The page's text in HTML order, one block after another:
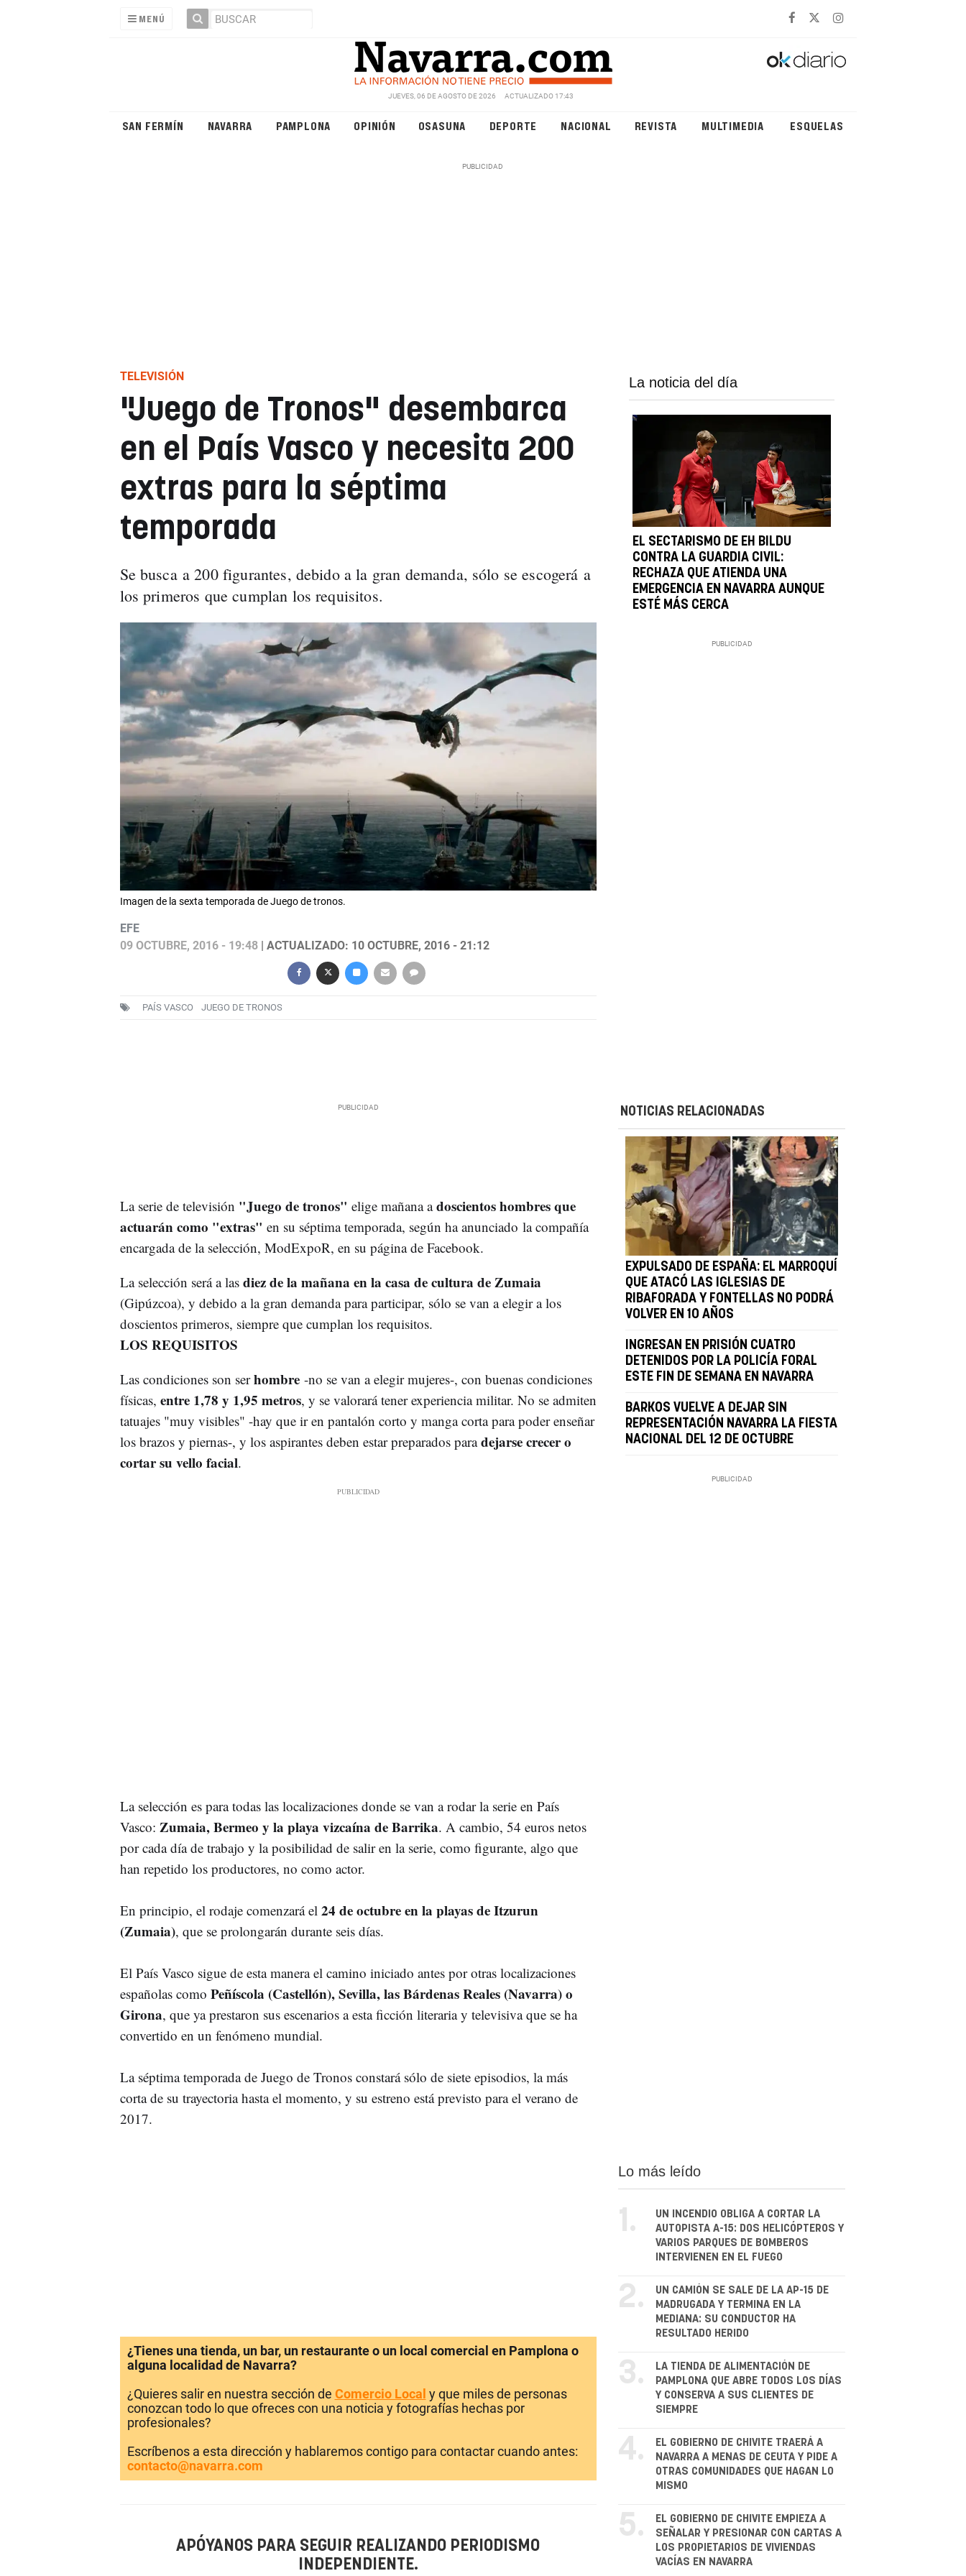
MENÚ
JUEVES, 06 DE AGOSTO DE 2026 ACTUALIZADO 17:43
SAN FERMÍN NAVARRA PAMPLONA OPINIÓN OSASUNA DEPORTE NACIONAL REVISTA MULTIMEDIA ESQUELAS
TELEVISIÓN
"Juego de Tronos" desembarca
en el País Vasco y necesita 200
extras para la séptima
temporada
Se busca a 200 figurantes, debido a la gran demanda, sólo se escogerá a
los primeros que cumplan los requisitos.
Imagen de la sexta temporada de Juego de tronos.
EFE
09 OCTUBRE, 2016 - 19:48| ACTUALIZADO: 10 OCTUBRE, 2016 - 21:12
PAÍS VASCO JUEGO DE TRONOS
La noticia del día
EL SECTARISMO DE EH BILDU
CONTRA LA GUARDIA CIVIL:
RECHAZA QUE ATIENDA UNA
EMERGENCIA EN NAVARRA AUNQUE
ESTÉ MÁS CERCA
La serie de televisión "Juego de tronos" elige mañana adoscientos hombres que
actuarán como "extras" en su séptima temporada, según ha anunciado la compañía
encargada de la selección, ModExpoR, en su página de Facebook.
La selección será a las diez de la mañana en la casa de cultura de Zumaia
(Gipúzcoa), y debido a la gran demanda para participar, sólo se van a elegir a los
doscientos primeros, siempre que cumplan los requisitos.
LOS REQUISITOS
Las condiciones son serhombre -no se van a elegir mujeres-, con buenas condiciones
físicas, entre 1,78 y 1,95 metros, y se valorará tener experiencia militar. No se admiten
tatuajes "muy visibles" -hay que ir en pantalón corto y manga corta para poder enseñar
los brazos y piernas-, y los aspirantes deben estar preparados paradejarse crecer o
cortar su vello facial.
La selección es para todas las localizaciones donde se van a rodar la serie en País
Vasco: Zumaia, Bermeo y la playa vizcaína de Barrika. A cambio, 54 euros netos
por cada día de trabajo y la posibilidad de salir en la serie, como figurante, algo que
han repetido los productores, no como actor.
En principio, el rodaje comenzará el 24 de octubre en la playas de Itzurun
(Zumaia), que se prolongarán durante seis días.
El País Vasco sigue de esta manera el camino iniciado antes por otras localizaciones
españolas como Peñíscola (Castellón), Sevilla, las Bárdenas Reales (Navarra) o
Girona, que ya prestaron sus escenarios a esta ficción literaria y televisiva que se ha
convertido en un fenómeno mundial.
La séptima temporada de Juego de Tronos constará sólo de siete episodios, la más
corta de su trayectoria hasta el momento, y su estreno está previsto para el verano de
2017.
NOTICIAS RELACIONADAS
EXPULSADO DE ESPAÑA: EL MARROQUÍ
QUE ATACÓ LAS IGLESIAS DE
RIBAFORADA Y FONTELLAS NO PODRÁ
VOLVER EN 10 AÑOS
INGRESAN EN PRISIÓN CUATRO
DETENIDOS POR LA POLICÍA FORAL
ESTE FIN DE SEMANA EN NAVARRA
BARKOS VUELVE A DEJAR SIN
REPRESENTACIÓN NAVARRA LA FIESTA
NACIONAL DEL 12 DE OCTUBRE
¿Tienes una tienda, un bar, un restaurante o un local comercial en Pamplona o
alguna localidad de Navarra?
¿Quieres salir en nuestra sección de Comercio Local y que miles de personas
conozcan todo lo que ofreces con una noticia y fotografías hechas por
profesionales?
Escríbenos a esta dirección y hablaremos contigo para contactar cuando antes:
contacto@navarra.com
APÓYANOS PARA SEGUIR REALIZANDO PERIODISMO
INDEPENDIENTE.
Lo más leído
1.
UN INCENDIO OBLIGA A CORTAR LA
AUTOPISTA A-15: DOS HELICÓPTEROS Y
VARIOS PARQUES DE BOMBEROS
INTERVIENEN EN EL FUEGO
2.
UN CAMIÓN SE SALE DE LA AP-15 DE
MADRUGADA Y TERMINA EN LA
MEDIANA: SU CONDUCTOR HA
RESULTADO HERIDO
3.
LA TIENDA DE ALIMENTACIÓN DE
PAMPLONA QUE ABRE TODOS LOS DÍAS
Y CONSERVA A SUS CLIENTES DE
SIEMPRE
4.
EL GOBIERNO DE CHIVITE TRAERÁ A
NAVARRA A MENAS DE CEUTA Y PIDE A
OTRAS COMUNIDADES QUE HAGAN LO
MISMO
5.
EL GOBIERNO DE CHIVITE EMPIEZA A
SEÑALAR Y PRESIONAR CON CARTAS A
LOS PROPIETARIOS DE VIVIENDAS
VACÍAS EN NAVARRA